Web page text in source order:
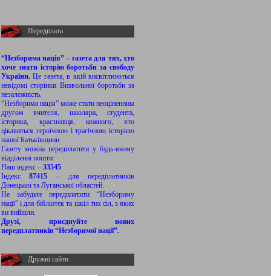
Передплата
“Незборима нація” – газета для тих, хто
хоче знати історію боротьби за свободу
України.Це газета, в якій висвітлюються
невідомі сторінки Визвольної боротьби за
незалежність.
“Незборима нація” може стати неоціненним
другом вчителя, школяра, студента,
історика, краєзнавця, кожного, хто
цікавиться героїчною і трагічною історією
нашої Батьківщини.
Газету можна передплатити у будь-якому
відділенні пошти:
Наш індекс – 33545
Індекс87415 – для передплатників
Донецької та Луганської областей.
Не забудьте передплатити “Незбориму
нації” і для бібліотек та шкіл тих сіл, з яких
ви вийшли.
Друзі, приєднуйте нових
передплатників “Незборимої нації”.
Дружні сайти